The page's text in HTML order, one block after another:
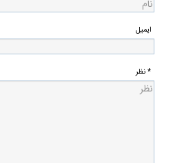
ایمیل
* نظر